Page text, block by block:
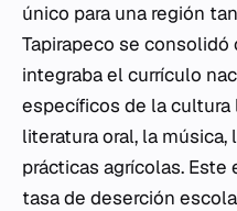
único para una región
Tapirapeco se
integraba el currículo
específicos de la
literatura oral, la
prácticas agrícolas.
tasa de deserción